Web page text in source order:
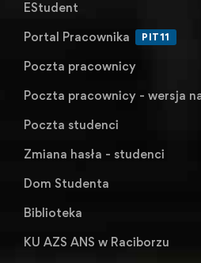
EStudent
Portal Pracownika
PIT11
Poczta pracownicy
Poczta pracownicy - wersja
Poczta studenci
Zmiana hasła - studenci
Dom Studenta
Biblioteka
KU AZS ANS w Raciborzu